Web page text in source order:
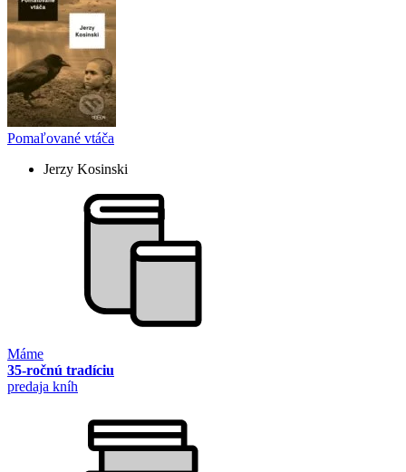
Pomaľované vtáča
Jerzy Kosinski
Máme
35-ročnú tradíciu
predaja kníh